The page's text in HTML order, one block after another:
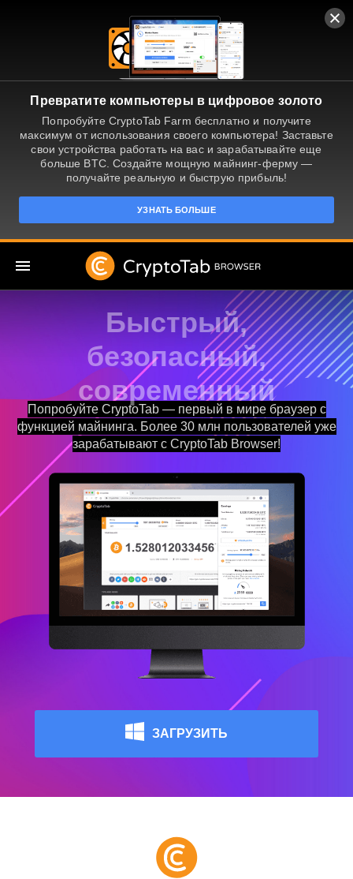
Превратите компьютеры в цифровое золото
Попробуйте CryptoTab Farm бесплатно и получите
максимум от использования своего компьютера! Заставьте
свои устройства работать на вас и зарабатывайте еще
больше BTC. Создайте мощную майнинг-ферму —
получайте реальную и быструю прибыль!
УЗНАТЬ БОЛЬШЕ
Попробуйте CryptoTab — первый в мире браузер с
функцией майнинга. Более 30 млн пользователей уже
зарабатывают с CryptoTab Browser!
ЗАГРУЗИТЬ